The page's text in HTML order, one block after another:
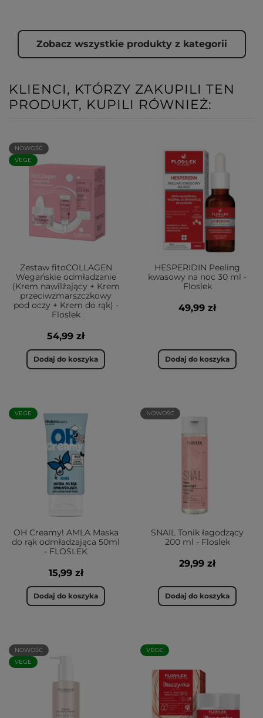
Zobacz wszystkie produkty z kategorii
KLIENCI, KTÓRZY ZAKUPILI TEN
PRODUKT, KUPILI RÓWNIEŻ:
NOWOŚĆ
VEGE
Zestaw fitoCOLLAGEN
Wegańskie odmładzanie
(Krem nawilżający + Krem
przeciwzmarszczkowy
pod oczy + Krem do rąk) -
Floslek
54,99 zł
Dodaj do koszyka
HESPERIDIN Peeling
kwasowy na noc 30 ml -
Floslek
49,99 zł
Dodaj do koszyka
VEGE
OH Creamy! AMLA Maska
do rąk odmładzająca 50ml
- FLOSLEK
15,99 zł
Dodaj do koszyka
NOWOŚĆ
SNAIL Tonik łagodzący
200 ml - Floslek
29,99 zł
Dodaj do koszyka
NOWOŚĆ
VEGE
VEGE